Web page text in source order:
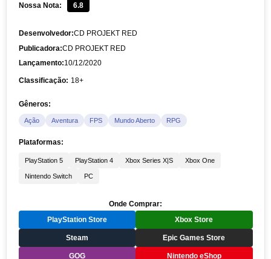
Nossa Nota: 6.8
Desenvolvedor:CD PROJEKT RED
Publicadora:CD PROJEKT RED
Lançamento:10/12/2020
Classificação: 18+
Gêneros:
Ação Aventura FPS Mundo Aberto RPG
Plataformas:
PlayStation 5 PlayStation 4 Xbox Series X|S Xbox One
Nintendo Switch PC
Onde Comprar:
PlayStation Store Xbox Store
Steam Epic Games Store
GOG Nintendo eShop